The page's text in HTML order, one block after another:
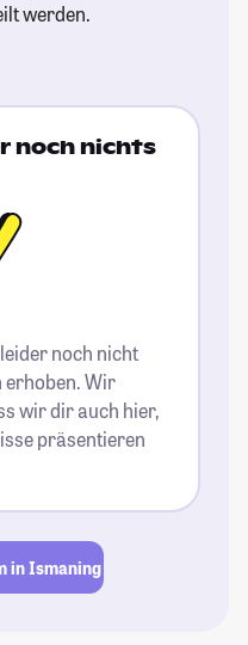
werden.
noch nichts
noch nicht
erhoben. Wir
wir dir auch hier,
präsentieren
in Ismaning